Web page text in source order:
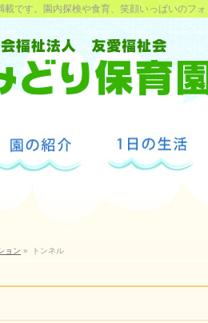
です。園内探検や食育、笑顔いっぱいのフ
ョン » トンネル